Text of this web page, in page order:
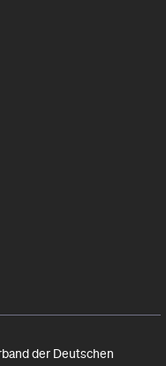
der Deutschen